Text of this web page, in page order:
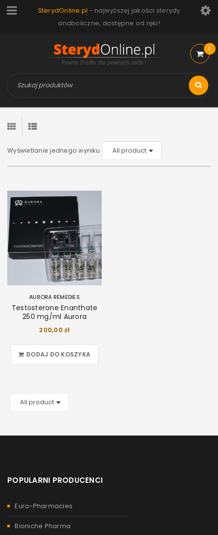
SterydOnline.pl - najwyższej jakości sterydy
anaboliczne, dostępne od ręki!
0
Wyświetlanie jednego wyniku
AURORA REMEDIES
Testosterone Enanthate
250 mg/ml Aurora
200,00 zł
DODAJ DO KOSZYKA
POPULARNI PRODUCENCI
Euro-Pharmacies
Bioniche Pharma